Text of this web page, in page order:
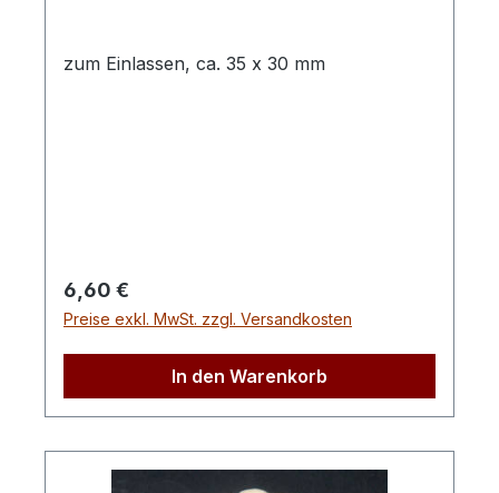
zum Einlassen, ca. 35 x 30 mm
Regulärer Preis:
6,60 €
Preise exkl. MwSt. zzgl. Versandkosten
In den Warenkorb